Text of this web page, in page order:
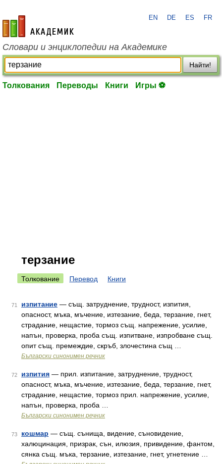
academic.ru
EN DE ES FR
Словари и энциклопедии на Академике
Найти!
Толкования Переводы Книги Игры ⚽
терзание
Толкование Перевод Книги
71 изпитание — същ. затруднение, трудност, изпития,
опасност, мъка, мъчение, изтезание, беда, терзание, гнет,
страдание, нещастие, тормоз същ. напрежение, усилие,
напън, проверка, проба същ. изпитване, изпробване същ.
опит същ. премеждие, скръб, злочестина същ …
Български синонимен речник
72 изпития — прил. изпитание, затруднение, трудност,
опасност, мъка, мъчение, изтезание, беда, терзание, гнет,
страдание, нещастие, тормоз прил. напрежение, усилие,
напън, проверка, проба …
Български синонимен речник
73 кошмар — същ. сънища, видение, съновидение,
халюцинация, призрак, сън, илюзия, привидение, фантом,
сянка същ. мъка, терзание, изтезание, гнет, угнетение …